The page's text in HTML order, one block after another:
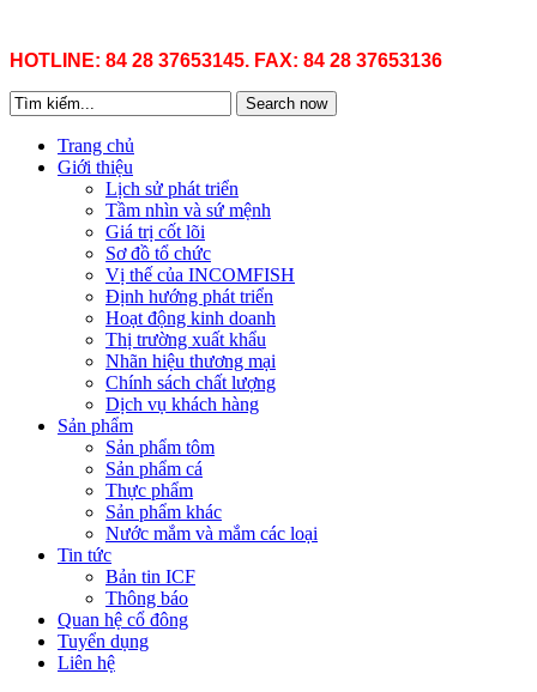
HOTLINE: 84 28 37653145. FAX: 84 28 37653136
Search now
Trang chủ
Giới thiệu
Lịch sử phát triển
Tầm nhìn và sứ mệnh
Giá trị cốt lõi
Sơ đồ tổ chức
Vị thế của INCOMFISH
Định hướng phát triển
Hoạt động kinh doanh
Thị trường xuất khẩu
Nhãn hiệu thương mại
Chính sách chất lượng
Dịch vụ khách hàng
Sản phẩm
Sản phẩm tôm
Sản phẩm cá
Thực phẩm
Sản phẩm khác
Nước mắm và mắm các loại
Tin tức
Bản tin ICF
Thông báo
Quan hệ cổ đông
Tuyển dụng
Liên hệ